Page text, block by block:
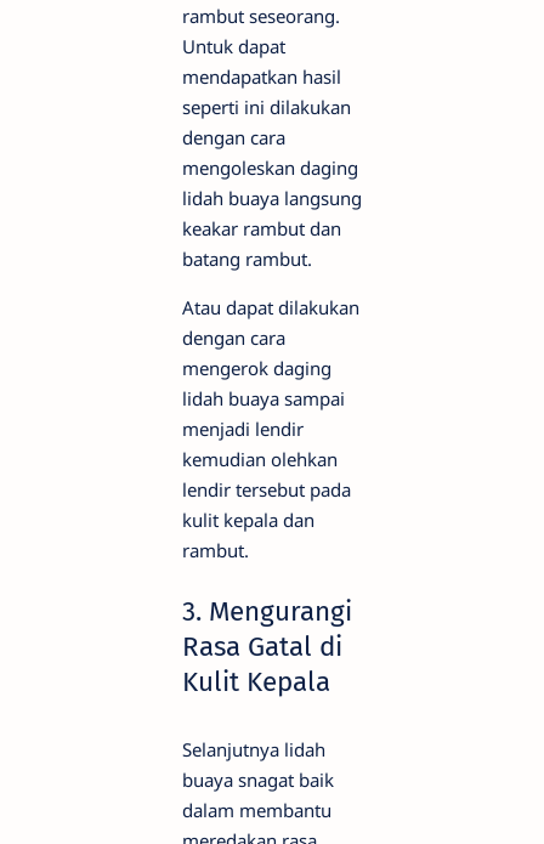
rambut seseorang.
Untuk dapat
mendapatkan hasil
seperti ini dilakukan
dengan cara
mengoleskan daging
lidah buaya langsung
keakar rambut dan
batang rambut.
Atau dapat dilakukan
dengan cara
mengerok daging
lidah buaya sampai
menjadi lendir
kemudian olehkan
lendir tersebut pada
kulit kepala dan
rambut.
3. Mengurangi
Rasa Gatal di
Kulit Kepala
Selanjutnya lidah
buaya snagat baik
dalam membantu